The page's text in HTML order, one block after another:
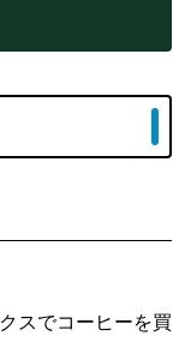
スでコーヒーを買